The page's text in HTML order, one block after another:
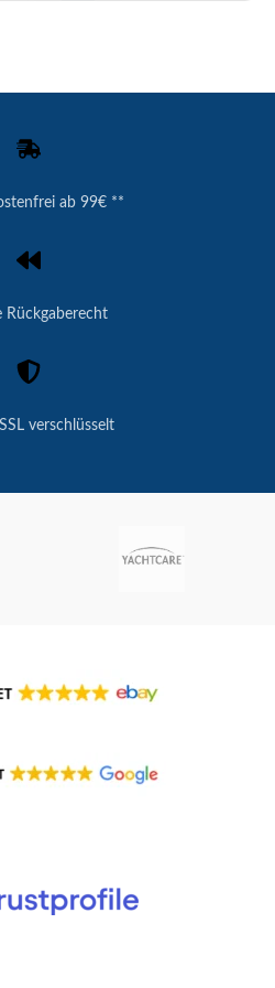
ab 99€ **
Rückgaberecht
verschlüsselt